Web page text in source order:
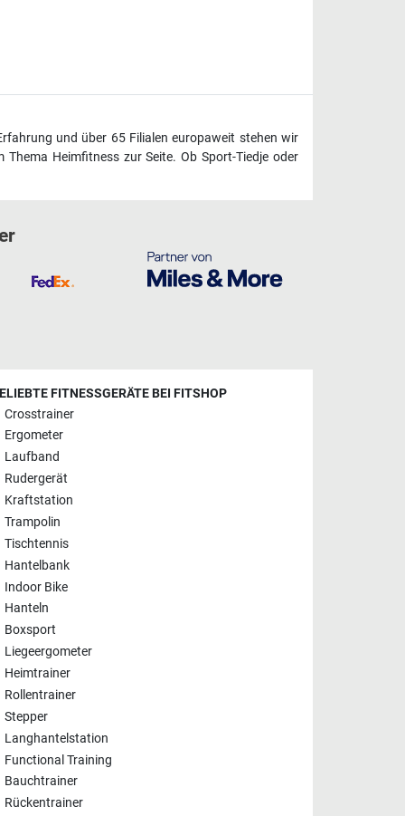
und über 65 Filialen europaweit stehen wir
Heimfitness zur Seite. Ob Sport-Tiedje oder
FITNESSGERÄTE BEI FITSHOP
Crosstrainer
Ergometer
Laufband
Rudergerät
Kraftstation
Trampolin
Tischtennis
Hantelbank
Indoor Bike
Hanteln
Boxsport
Liegeergometer
Heimtrainer
Rollentrainer
Stepper
Langhantelstation
Functional Training
Bauchtrainer
Rückentrainer